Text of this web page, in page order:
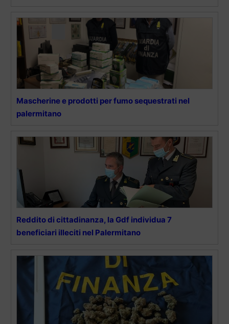
Mascherine e prodotti per fumo sequestrati nel
palermitano
Reddito di cittadinanza, la Gdf individua 7
beneficiari illeciti nel Palermitano